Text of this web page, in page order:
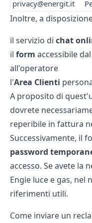
privacy@energit.it
Inoltre, a
il servizio di chat
il form accessibile
all'operatore
l'Area Clienti
A proposito di
dovrete
reperibile in fattura
Successivamente, il
password
accesso. Se avete la
Engie luce e gas, nel
riferimenti utili.
Come inviare un